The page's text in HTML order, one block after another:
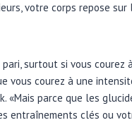
votre corps repose
surtout si vous courez
vous courez à une
«Mais parce que les
entraînements clés ou